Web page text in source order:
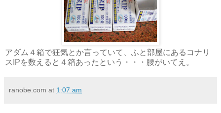
アダム４箱で狂気とか言っていて、ふと部屋にあるコナリ
スIPを数えると４箱あったという・・・腰がいてえ。
ranobe.com at 1:07 am